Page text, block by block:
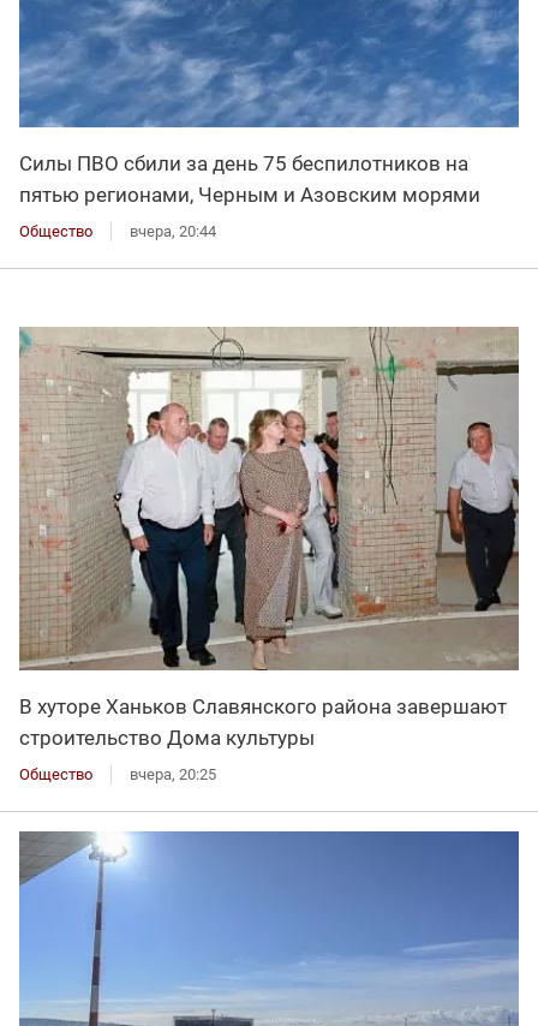
Силы ПВО сбили за день 75 беспилотников на
пятью регионами, Черным и Азовским морями
Общество вчера, 20:44
В хуторе Ханьков Славянского района завершают
строительство Дома культуры
Общество вчера, 20:25